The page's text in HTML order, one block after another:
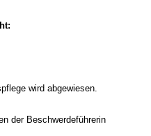
wird abgewiesen.
der Beschwerdeführerin